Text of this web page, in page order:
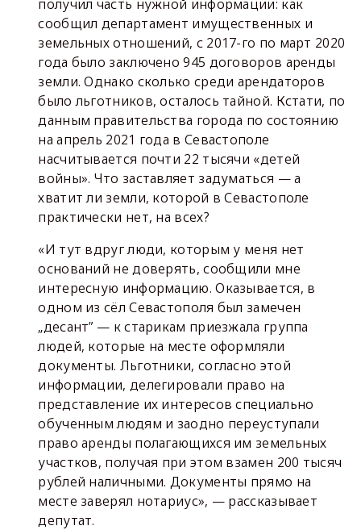
получил часть нужной информации: как
сообщил департамент имущественных и
земельных отношений, с 2017-го по март 2020
года было заключено 945 договоров аренды
земли. Однако сколько среди арендаторов
было льготников, осталось тайной. Кстати, по
данным правительства города по состоянию
на апрель 2021 года в Севастополе
насчитывается почти 22 тысячи «детей
войны». Что заставляет задуматься — а
хватит ли земли, которой в Севастополе
практически нет, на всех?
«И тут вдруг люди, которым у меня нет
оснований не доверять, сообщили мне
интересную информацию. Оказывается, в
одном из сёл Севастополя был замечен
„десант” — к старикам приезжала группа
людей, которые на месте оформляли
документы. Льготники, согласно этой
информации, делегировали право на
представление их интересов специально
обученным людям и заодно переуступали
право аренды полагающихся им земельных
участков, получая при этом взамен 200 тысяч
рублей наличными. Документы прямо на
месте заверял нотариус», — рассказывает
депутат.